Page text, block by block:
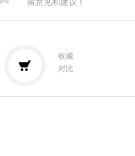
留意见和建议！
收藏
对比